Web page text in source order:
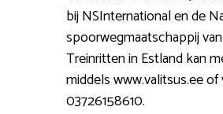
bij NSInternational en de
spoorwegmaatschappij
Treinritten in Estland kan
middels www.valitsus.ee
03726158610.